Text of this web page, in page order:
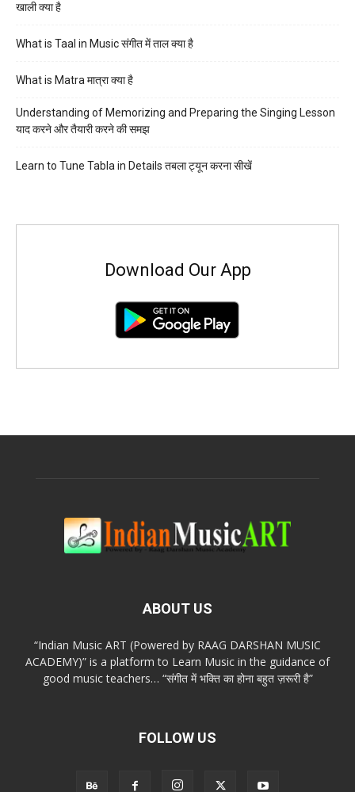
खाली क्या है
What is Taal in Music संगीत में ताल क्या है
What is Matra मात्रा क्या है
Understanding of Memorizing and Preparing the Singing Lesson
याद करने और तैयारी करने की समझ
Learn to Tune Tabla in Details तबला ट्यून करना सीखें
Download Our App
ABOUT US
“Indian Music ART (Powered by RAAG DARSHAN MUSIC
ACADEMY)” is a platform to Learn Music in the guidance of
good music teachers… “संगीत में भक्ति का होना बहुत ज़रूरी है”
FOLLOW US